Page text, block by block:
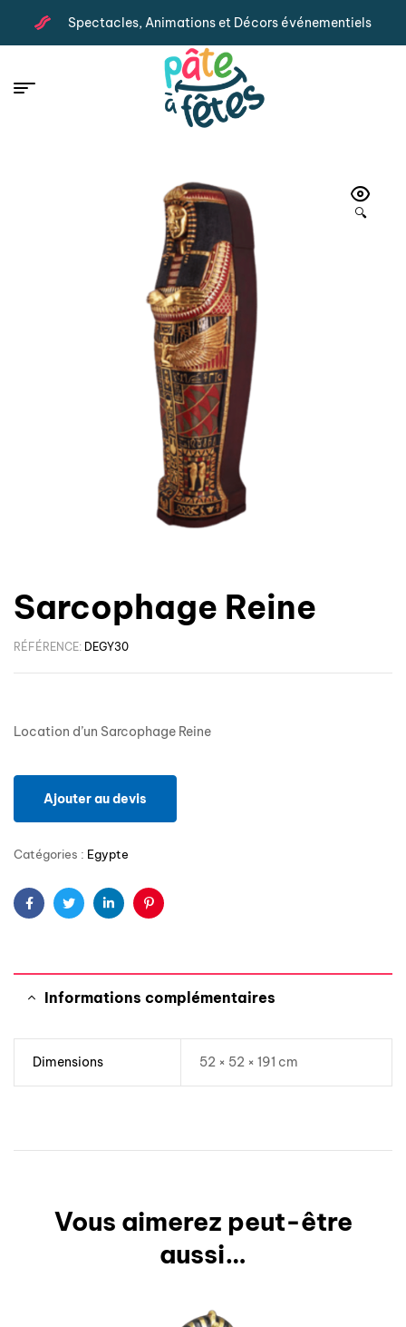
Spectacles, Animations et Décors événementiels
🔍
Sarcophage Reine
RÉFÉRENCE: DEGY30
Location d’un Sarcophage Reine
Ajouter au devis
Catégories : Egypte
FacebookTwitterLinkedinPinterest
Informations complémentaires
Dimensions 52 × 52 × 191 cm
Vous aimerez peut-être
aussi…